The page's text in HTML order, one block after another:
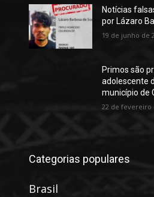
Notícias
por Lázaro
19 de junho de
Primos são
adolescente
município de
22 de fevereiro
Categorias populares
Brasil